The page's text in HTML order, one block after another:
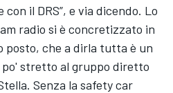
il DRS”, e via dicendo. Lo
radio si è concretizzato in
posto, che a dirla tutta è un
stretto al gruppo diretto
Senza la safety car